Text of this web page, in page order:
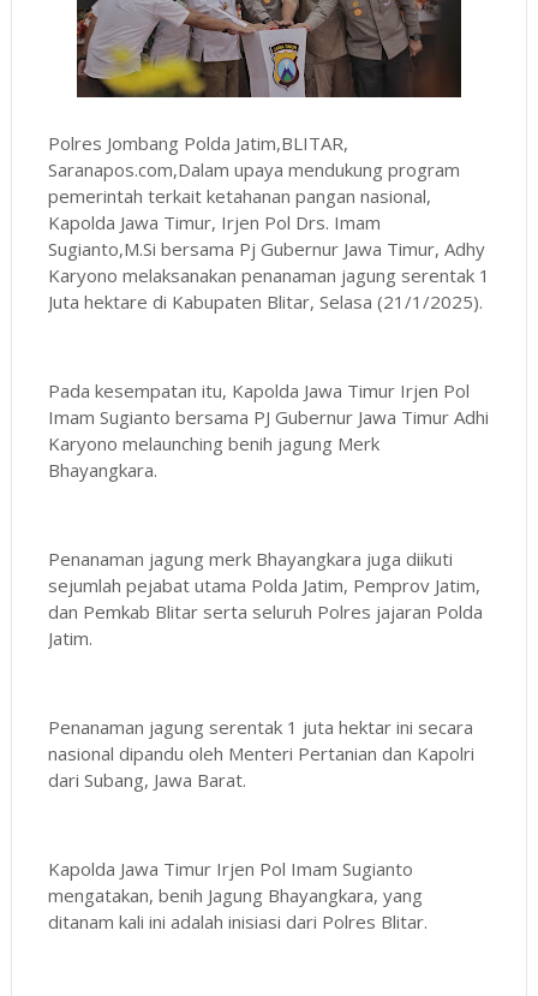
Polres Jombang Polda Jatim,BLITAR,
Saranapos.com,Dalam upaya mendukung program
pemerintah terkait ketahanan pangan nasional,
Kapolda Jawa Timur, Irjen Pol Drs. Imam
Sugianto,M.Si bersama Pj Gubernur Jawa Timur, Adhy
Karyono melaksanakan penanaman jagung serentak 1
Juta hektare di Kabupaten Blitar, Selasa (21/1/2025).
Pada kesempatan itu, Kapolda Jawa Timur Irjen Pol
Imam Sugianto bersama PJ Gubernur Jawa Timur Adhi
Karyono melaunching benih jagung Merk
Bhayangkara.
Penanaman jagung merk Bhayangkara juga diikuti
sejumlah pejabat utama Polda Jatim, Pemprov Jatim,
dan Pemkab Blitar serta seluruh Polres jajaran Polda
Jatim.
Penanaman jagung serentak 1 juta hektar ini secara
nasional dipandu oleh Menteri Pertanian dan Kapolri
dari Subang, Jawa Barat.
Kapolda Jawa Timur Irjen Pol Imam Sugianto
mengatakan, benih Jagung Bhayangkara, yang
ditanam kali ini adalah inisiasi dari Polres Blitar.